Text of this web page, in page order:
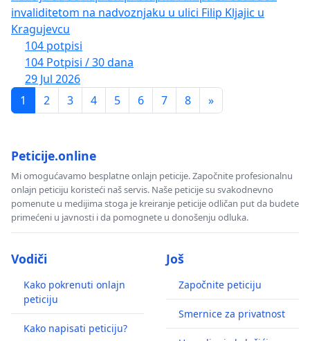
invaliditetom na nadvoznjaku u ulici Filip Kljajic u
Kragujevcu
104 potpisi
104 Potpisi / 30 dana
29 Jul 2026
1
2 3 4 5 6 7 8 »
Peticije.online
Mi omogućavamo besplatne onlajn peticije. Započnite profesionalnu
onlajn peticiju koristeći naš servis. Naše peticije su svakodnevno
pomenute u medijima stoga je kreiranje peticije odličan put da budete
primećeni u javnosti i da pomognete u donošenju odluka.
Vodiči
Kako pokrenuti onlajn
peticiju
Kako napisati peticiju?
Još
Započnite peticiju
Smernice za privatnost